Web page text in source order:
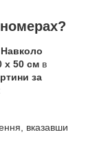
х 50 см в
за
вказавши